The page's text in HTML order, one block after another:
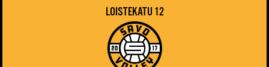
LOISTEKATU 12